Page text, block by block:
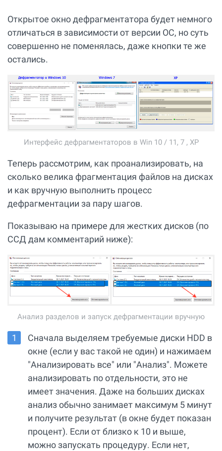
Открытое окно дефрагментатора будет немного
отличаться в зависимости от версии ОС, но суть
совершенно не поменялась, даже кнопки те же
остались.
Интерфейс дефрагментаторов в Win 10 / 11, 7 , XP
Теперь рассмотрим, как проанализировать, на
сколько велика фрагментация файлов на дисках
и как вручную выполнить процесс
дефрагментации за пару шагов.
Показываю на примере для жестких дисков (по
ССД дам комментарий ниже):
Анализ разделов и запуск дефрагментации вручную
Сначала выделяем требуемые диски HDD в
окне (если у вас такой не один) и нажимаем
"Анализировать все" или "Анализ". Можете
анализировать по отдельности, это не
имеет значения. Даже на больших дисках
анализ обычно занимает максимум 5 минут
и получите результат (в окне будет показан
процент). Если от близко к 10 и выше,
можно запускать процедуру. Если нет,